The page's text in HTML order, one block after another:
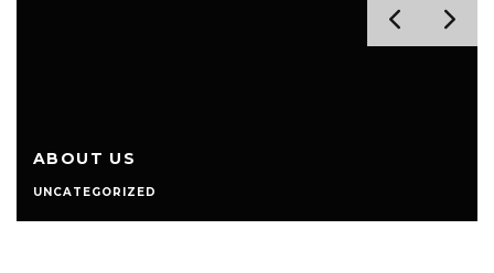
ABOUT US
UNCATEGORIZED